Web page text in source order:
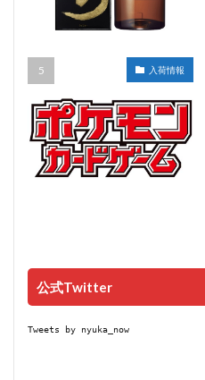
入荷情報
公式Twitter
Tweets by nyuka_now